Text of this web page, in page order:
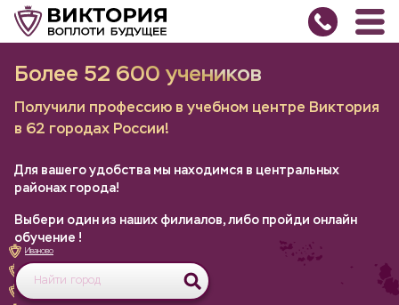
Более 52 600 учеников
Получили профессию в учебном центре Виктория
в 62 городах России!
Для вашего удобства мы находимся в центральных
районах города!
Выбери один из наших филиалов, либо пройди онлайн
обучение !
Иваново